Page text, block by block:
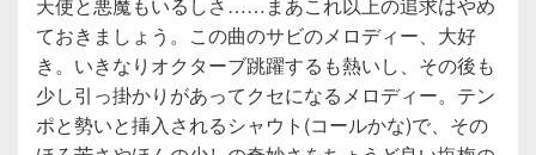
ておきましょう。この曲のサビのメロディー、大好
き。いきなりオクターブ跳躍するも熱いし、その後も
少し引っ掛かりがあってクセになるメロディー。テン
ポと勢いと挿入されるシャウト(コールかな)で、その